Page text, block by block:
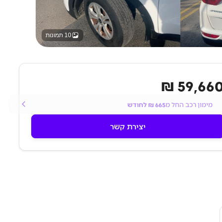
10 תמונות
59,660
מימון רכב החל מ665₪ לחודש
יצירת קשר